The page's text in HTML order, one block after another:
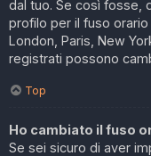
dal tuo. Se così fosse,
profilo per il fuso
London, Paris, New
registrati possono
Top
Ho cambiato il fuso
Se sei sicuro di aver